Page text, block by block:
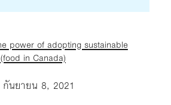
power of adopting sustainable
in Canada)
นยายน 8, 2021